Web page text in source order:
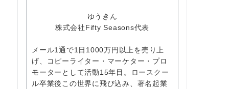
ゆうきん
株式会社Fifty Seasons代表
メール1通で1日1000万円以上を売り上
げ、コピーライター・マーケター・プロ
モーターとして活動15年目。ロースクー
ル卒業後この世界に飛び込み、著名起業